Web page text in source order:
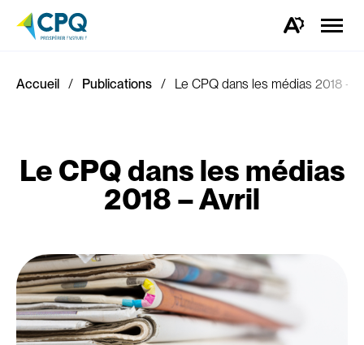
Ouvrez
d'accessibilité.
la
Accueil Publications Le CPQ dans les médias 2018 –
Le CPQ dans les médias
2018 – Avril